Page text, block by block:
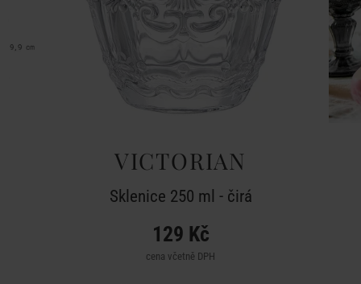
VICTORIAN
Sklenice 250 ml - čirá
129 Kč
cena včetně DPH